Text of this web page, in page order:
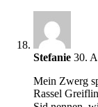
Stefanie 30.
Mein Zwerg
Rassel